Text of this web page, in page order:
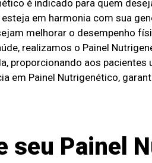
é indicado para quem
em harmonia com sua
melhorar o desempenho
realizamos o Painel
proporcionando aos
em Painel Nutrigenético,
seu Painel